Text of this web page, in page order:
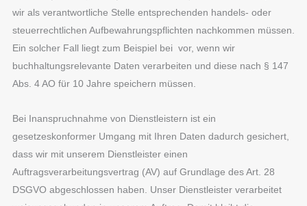
wir als verantwortliche Stelle entsprechenden handels- oder
steuerrechtlichen Aufbewahrungspflichten nachkommen müssen.
Ein solcher Fall liegt zum Beispiel bei vor, wenn wir
buchhaltungsrelevante Daten verarbeiten und diese nach § 147
Abs. 4 AO für 10 Jahre speichern müssen.
Bei Inanspruchnahme von Dienstleistern ist ein
gesetzeskonformer Umgang mit Ihren Daten dadurch gesichert,
dass wir mit unserem Dienstleister einen
Auftragsverarbeitungsvertrag (AV) auf Grundlage des Art. 28
DSGVO abgeschlossen haben. Unser Dienstleister verarbeitet